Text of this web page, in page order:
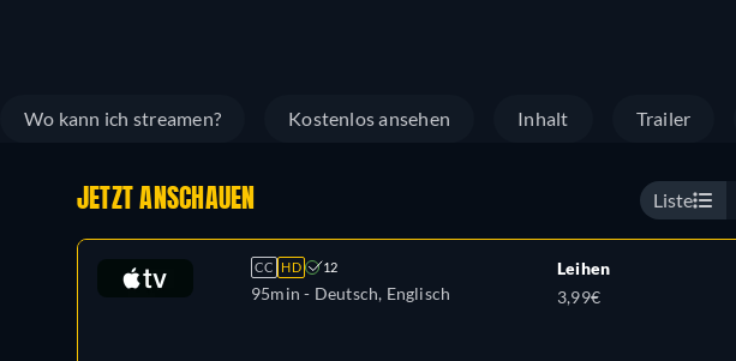
Wo kann ich streamen? Kostenlos ansehen Inhalt Trailer
JETZT ANSCHAUEN Liste
CC HD 12
95min - Deutsch, Englisch
Leihen
3,99€